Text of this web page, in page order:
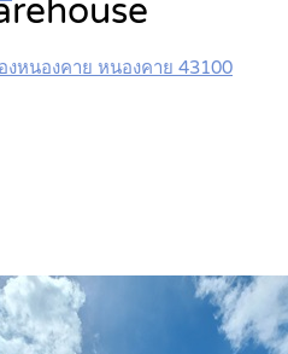
งหนองคาย หนองคาย 43100